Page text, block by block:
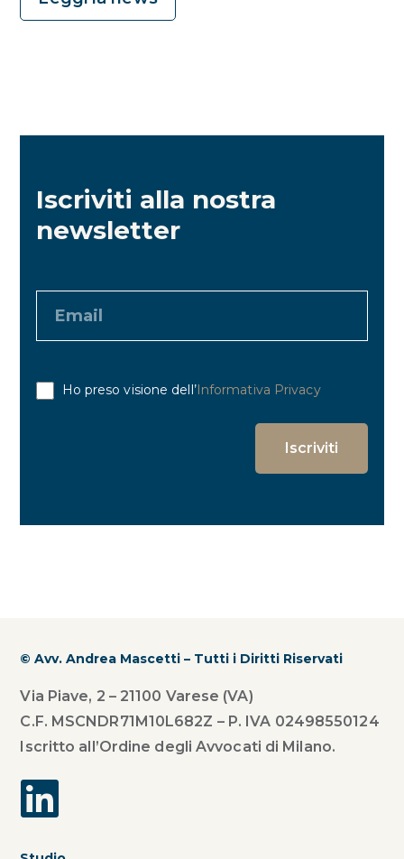
Iscriviti alla nostra
newsletter
Ho preso visione dell’Informativa Privacy
© Avv. Andrea Mascetti – Tutti i Diritti Riservati
Via Piave, 2 – 21100 Varese (VA)
C.F. MSCNDR71M10L682Z – P. IVA 02498550124
Iscritto all’Ordine degli Avvocati di Milano.